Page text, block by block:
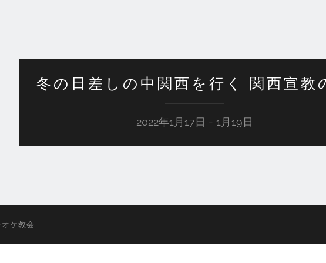
冬の日差しの中関西を行く 関西宣教
2022年1月17日 - 1月19日
ケ教会